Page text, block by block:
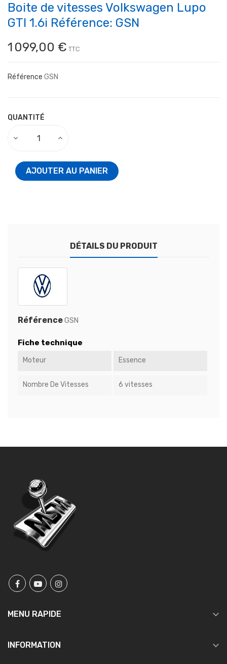
Boite de vitesses Volkswagen Lupo
GTI 1.6i Référence: GSN
1 099,00 € TTC
Référence GSN
QUANTITÉ
AJOUTER AU PANIER
DÉTAILS DU PRODUIT
RéférenceGSN
Fiche technique
Moteur Essence
Nombre De Vitesses 6 vitesses
MENU RAPIDE 
INFORMATION 